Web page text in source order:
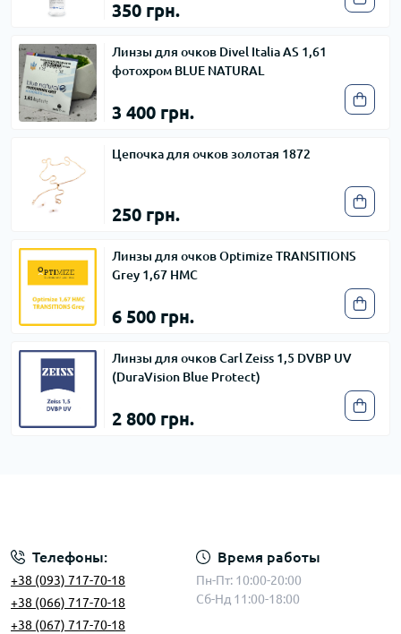
350 грн.
Линзы для очков Divel Italia AS 1,61
фотохром BLUE NATURAL
3 400 грн.
Цепочка для очков золотая 1872
250 грн.
Линзы для очков Optimize TRANSITIONS
Grey 1,67 HMC
6 500 грн.
Линзы для очков Carl Zeiss 1,5 DVBP UV
(DuraVision Blue Protect)
2 800 грн.
Телефоны:
+38 (093) 717-70-18
+38 (066) 717-70-18
+38 (067) 717-70-18
Время работы
Пн-Пт: 10:00-20:00
Сб-Нд 11:00-18:00